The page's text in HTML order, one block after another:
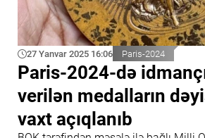
27 Yanvar 2025 16:06 Paris-2024
Paris-2024-də
verilən medalların
vaxt açıqlanıb